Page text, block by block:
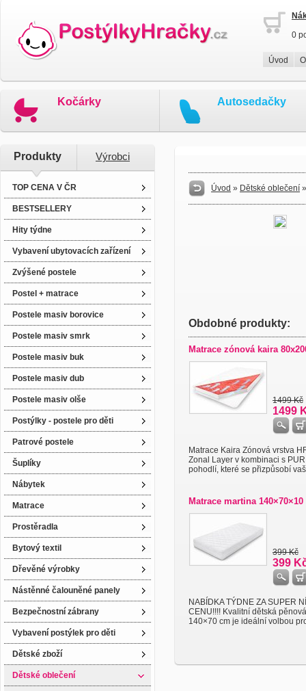
0
Úvod
Kočárky Autosedačky
Produkty Výrobci
TOP CENA V ČR
BESTSELLERY
Hity týdne
Vybavení ubytovacích zařízení
Zvýšené postele
Postel + matrace
Postele masiv borovice
Postele masiv smrk
Postele masiv buk
Postele masiv dub
Postele masiv olše
Postýlky - postele pro děti
Patrové postele
Šuplíky
Nábytek
Matrace
Prostěradla
Bytový textil
Dřevěné výrobky
Nástěnné čalouněné panely
Bezpečnostní zábrany
Vybavení postýlek pro děti
Dětské zboží
Dětské oblečení
Úvod » Dětské oblečení
Obdobné produkty:
Matrace zónová kaira
1499 Kč
1499
Matrace Kaira Zónová vrstva
Zonal Layer v kombinaci s
pohodlí, které se přizpůsobí
Matrace martina
399 Kč
399
NABÍDKA TÝDNE ZA SUPER
CENU!!!! Kvalitní dětská
140×70 cm je ideální volbou